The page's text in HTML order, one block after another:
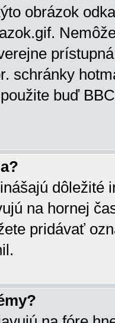
obrázok
schránky
buď
dôležité
na hornej
pridávať